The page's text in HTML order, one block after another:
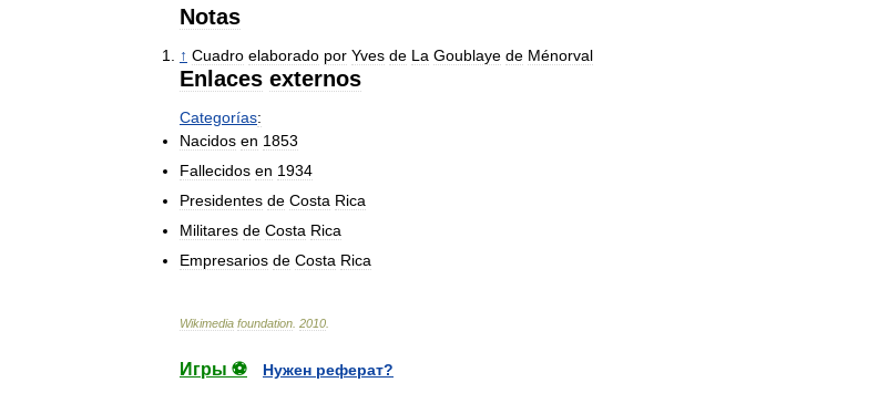
Notas
↑ Cuadro elaborado por Yves de La Goublaye de Ménorval
Enlaces externos
Categorías:
Nacidos en 1853
Fallecidos en 1934
Presidentes de Costa Rica
Militares de Costa Rica
Empresarios de Costa Rica
Wikimedia foundation 2010
Игры ⚽
Нужен реферат?